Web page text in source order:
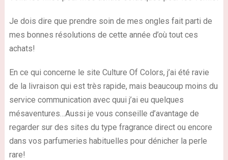
Je dois dire que prendre soin de mes ongles fait parti de
mes bonnes résolutions de cette année d’où tout ces
achats!
En ce qui concerne le site Culture Of Colors, j’ai été ravie
de la livraison qui est très rapide, mais beaucoup moins du
service communication avec quui j’ai eu quelques
mésaventures…Aussi je vous conseille d’avantage de
regarder sur des sites du type fragrance direct ou encore
dans vos parfumeries habituelles pour dénicher la perle
rare!